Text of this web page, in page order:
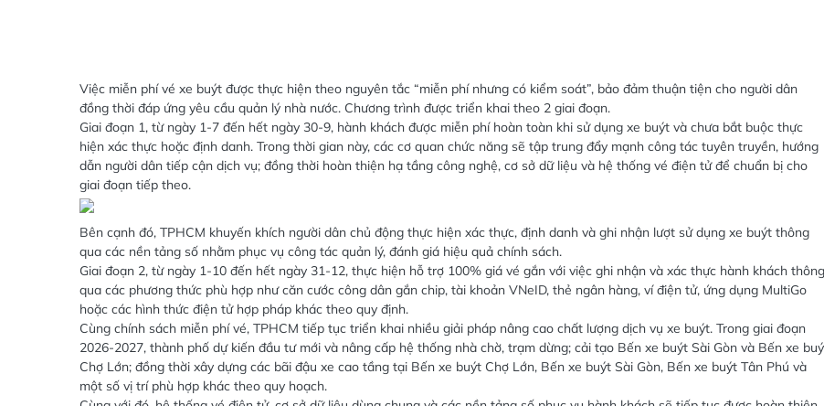
Việc miễn phí vé xe buýt được thực hiện theo nguyên tắc “miễn phí nhưng có kiểm soát”, bảo đảm thuận tiện cho người dân
đồng thời đáp ứng yêu cầu quản lý nhà nước. Chương trình được triển khai theo 2 giai đoạn.
Giai đoạn 1, từ ngày 1-7 đến hết ngày 30-9, hành khách được miễn phí hoàn toàn khi sử dụng xe buýt và chưa bắt buộc thực
hiện xác thực hoặc định danh. Trong thời gian này, các cơ quan chức năng sẽ tập trung đẩy mạnh công tác tuyên truyền, hướng
dẫn người dân tiếp cận dịch vụ; đồng thời hoàn thiện hạ tầng công nghệ, cơ sở dữ liệu và hệ thống vé điện tử để chuẩn bị cho
giai đoạn tiếp theo.
Bên cạnh đó, TPHCM khuyến khích người dân chủ động thực hiện xác thực, định danh và ghi nhận lượt sử dụng xe buýt thông
qua các nền tảng số nhằm phục vụ công tác quản lý, đánh giá hiệu quả chính sách.
Giai đoạn 2, từ ngày 1-10 đến hết ngày 31-12, thực hiện hỗ trợ 100% giá vé gắn với việc ghi nhận và xác thực hành khách thông
qua các phương thức phù hợp như căn cước công dân gắn chip, tài khoản VNeID, thẻ ngân hàng, ví điện tử, ứng dụng MultiGo
hoặc các hình thức điện tử hợp pháp khác theo quy định.
Cùng chính sách miễn phí vé, TPHCM tiếp tục triển khai nhiều giải pháp nâng cao chất lượng dịch vụ xe buýt. Trong giai đoạn
2026-2027, thành phố dự kiến đầu tư mới và nâng cấp hệ thống nhà chờ, trạm dừng; cải tạo Bến xe buýt Sài Gòn và Bến xe buýt
Chợ Lớn; đồng thời xây dựng các bãi đậu xe cao tầng tại Bến xe buýt Chợ Lớn, Bến xe buýt Sài Gòn, Bến xe buýt Tân Phú và
một số vị trí phù hợp khác theo quy hoạch.
Cùng với đó, hệ thống vé điện tử, cơ sở dữ liệu dùng chung và các nền tảng số phục vụ hành khách sẽ tiếp tục được hoàn thiện